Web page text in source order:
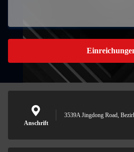
Anschrift
3539A Jingdong Road,